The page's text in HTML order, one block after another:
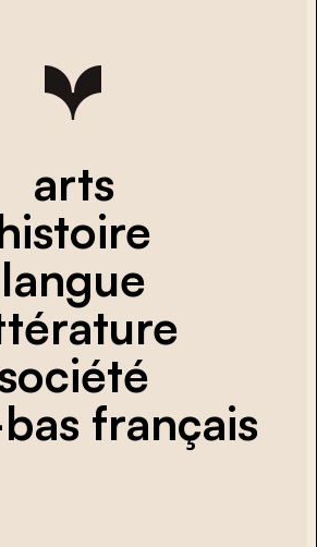
arts
langue
français